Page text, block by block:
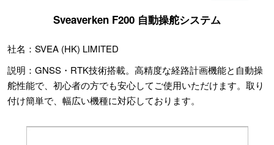
Sveaverken F200 自動操舵システム
社名：SVEA (HK) LIMITED
説明：GNSS・RTK技術搭載。高精度な経路計画機能と自動操
舵性能で、初心者の方でも安心してご使用いただけます。取り
付け簡単で、幅広い機種に対応しております。